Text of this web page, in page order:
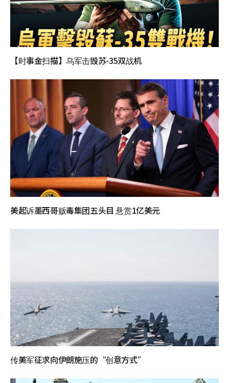
【时事金扫描】乌军击毁苏-35双战机
美起诉墨西哥贩毒集团五头目 悬赏1亿美元
传美军征求向伊朗施压的“创意方式”